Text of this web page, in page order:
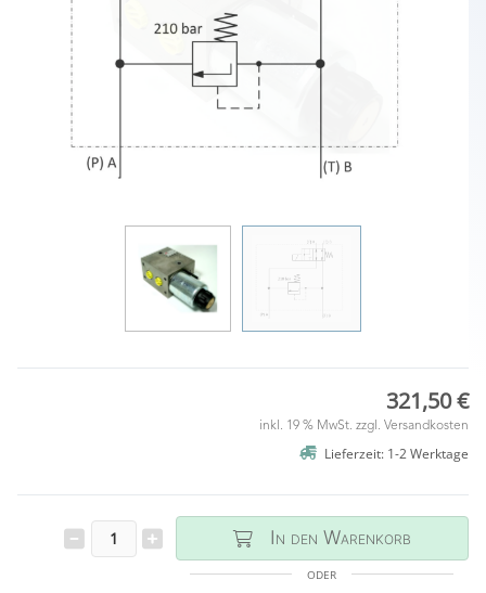
321,50 €
inkl. 19 % MwSt. zzgl. Versandkosten
Lieferzeit: 1-2 Werktage
In den Warenkorb
ODER